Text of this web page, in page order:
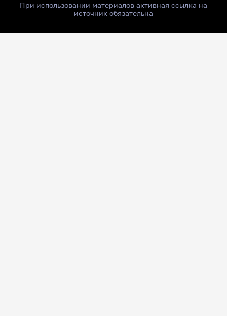
При использовании материалов активная ссылка на
источник обязательна